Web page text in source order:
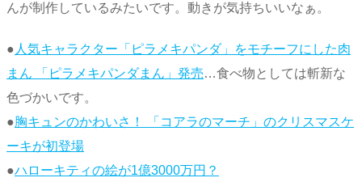
んが制作しているみたいです。動きが気持ちいいなぁ。
● 人気キャラクター「ピラメキパンダ」をモチーフにした肉
まん 「ピラメキパンダまん」発売…食べ物としては斬新な
色づかいです。
●胸キュンのかわいさ！ 「コアラのマーチ」のクリスマスケ
ーキが初登場
●ハローキティの絵が1億3000万円？